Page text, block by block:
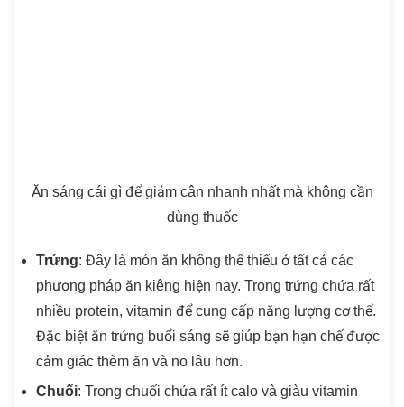
Ăn sáng cái gì để giảm cân nhanh nhất mà không cần
dùng thuốc
Trứng: Đây là món ăn không thể thiếu ở tất cả các
phương pháp ăn kiêng hiện nay. Trong trứng chứa rất
nhiều protein, vitamin để cung cấp năng lượng cơ thể.
Đặc biệt ăn trứng buổi sáng sẽ giúp bạn hạn chế được
cảm giác thèm ăn và no lâu hơn.
Chuối: Trong chuối chứa rất ít calo và giàu vitamin